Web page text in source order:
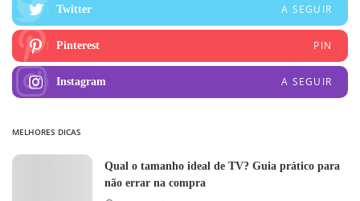
Twitter A SEGUIR
Pinterest PIN
Instagram A SEGUIR
MELHORES DICAS
Qual o tamanho ideal de TV? Guia prático para
não errar na compra